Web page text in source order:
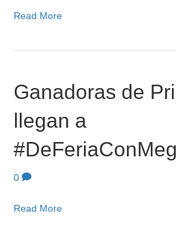
Read More
Ganadoras de
llegan a
0
Read More